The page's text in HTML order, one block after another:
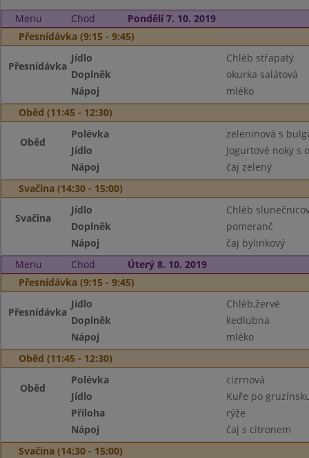
Menu Chod
Pondělí 7. 10. 2019
Přesnídávka (9:15 - 9:45)
Přesnídávka
Jídlo
Chléb střapatý
Doplněk
okurka salátová
Nápoj
mléko
Oběd (11:45 - 12:30)
Oběd
Polévka
zeleninová s
Jídlo
Jogurtové noky s
Nápoj
čaj zelený
Svačina (14:30 - 15:00)
Svačina
Jídlo
Chléb
Doplněk
pomeranč
Nápoj
čaj bylinkový
Menu
Chod
Úterý 8. 10. 2019
Přesnídávka (9:15 - 9:45)
Přesnídávka
Jídlo
Chléb,žervé
Doplněk
kedlubna
Nápoj
mléko
Oběd (11:45 - 12:30)
Oběd
Polévka
cizrnová
Jídlo
Kuře po
Příloha
rýže
Nápoj
čaj s citronem
Svačina (14:30 - 15:00)